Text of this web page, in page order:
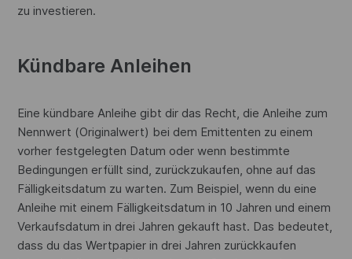
zu investieren.
Kündbare Anleihen
Eine kündbare Anleihe gibt dir das Recht, die Anleihe zum
Nennwert (Originalwert) bei dem Emittenten zu einem
vorher festgelegten Datum oder wenn bestimmte
Bedingungen erfüllt sind, zurückzukaufen, ohne auf das
Fälligkeitsdatum zu warten. Zum Beispiel, wenn du eine
Anleihe mit einem Fälligkeitsdatum in 10 Jahren und einem
Verkaufsdatum in drei Jahren gekauft hast. Das bedeutet,
dass du das Wertpapier in drei Jahren zurückkaufen